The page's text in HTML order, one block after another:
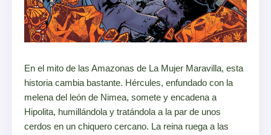
En el mito de las Amazonas de La Mujer Maravilla, esta
historia cambia bastante. Hércules, enfundado con la
melena del león de Nimea, somete y encadena a
Hipolita, humillándola y tratándola a la par de unos
cerdos en un chiquero cercano. La reina ruega a las